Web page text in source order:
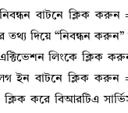
বাটনে ক্লিক করুন
তথ্য দিয়ে “নিবন্ধন
লিংকে ক্লিক
ইন বাটনে ক্লিক করুন
করে বিআরটিএ সার্ভিস